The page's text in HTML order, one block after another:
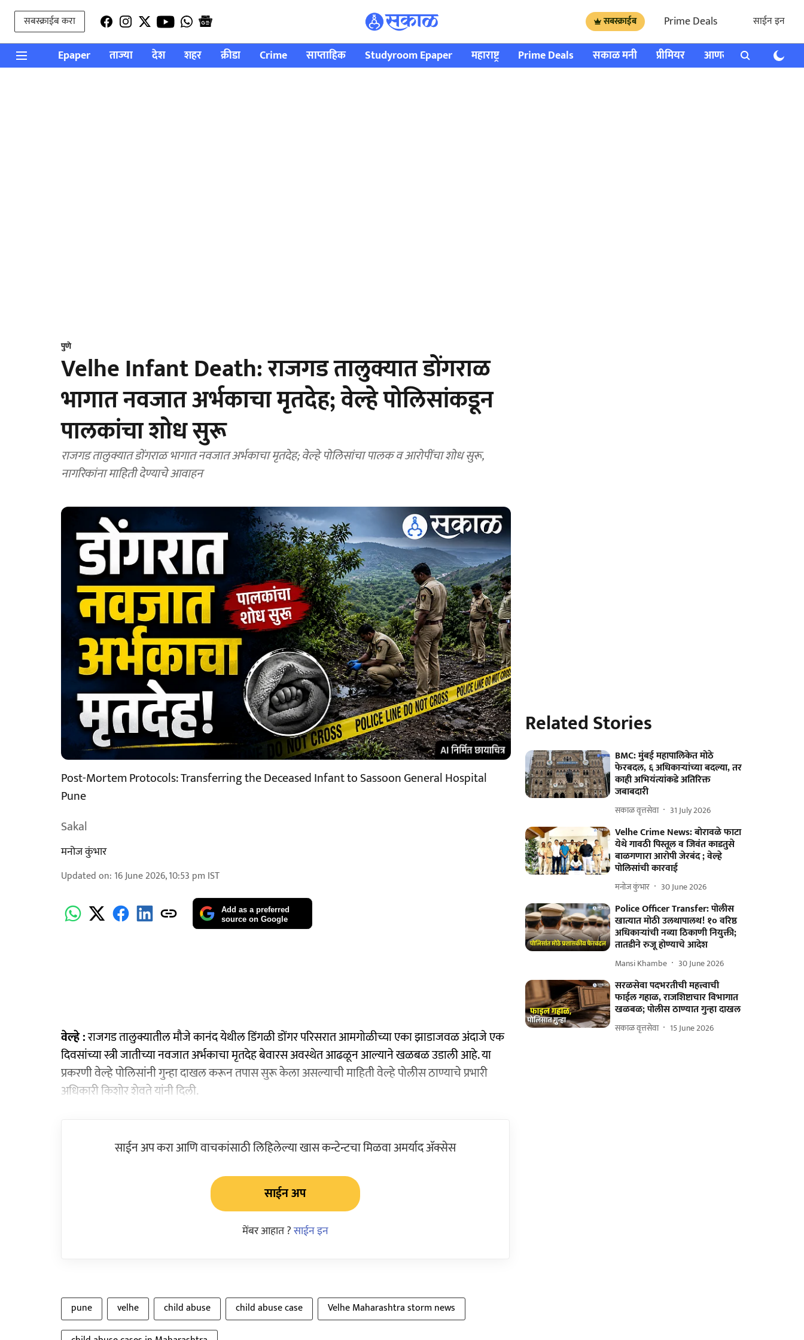
सबस्क्राईब करा सबस्क्राईब Prime Deals साईन इन
Epaper ताज्या देश शहर क्रीडा Crime साप्ताहिक Studyroom Epaper महाराष्ट्र Prime Deals सकाळ मनी प्रीमियर आणखी राशी भविष्य
पुणे
Velhe Infant Death: राजगड तालुक्यात डोंगराळ
भागात नवजात अर्भकाचा मृतदेह; वेल्हे पोलिसांकडून
पालकांचा शोध सुरू
राजगड तालुक्यात डोंगराळ भागात नवजात अर्भकाचा मृतदेह; वेल्हे पोलिसांचा पालक व आरोपींचा शोध सुरू,
नागरिकांना माहिती देण्याचे आवाहन
Post-Mortem Protocols: Transferring the Deceased Infant to Sassoon General Hospital
Pune
Sakal
मनोज कुंभार
Updated on: 16 June 2026, 10:53 pm IST
Add as a preferred
source on Google
वेल्हे :राजगड तालुक्यातील मौजे कानंद येथील डिंगळी डोंगर परिसरात आमगोळीच्या एका झाडाजवळ अंदाजे एक
दिवसांच्या स्त्री जातीच्या नवजात अर्भकाचा मृतदेह बेवारस अवस्थेत आढळून आल्याने खळबळ उडाली आहे. या
प्रकरणी वेल्हे पोलिसांनी गुन्हा दाखल करून तपास सुरू केला असल्याची माहिती वेल्हे पोलीस ठाण्याचे प्रभारी
अधिकारी किशोर शेवते यांनी दिली.
साईन अप करा आणि वाचकांसाठी लिहिलेल्या खास कन्टेन्टचा मिळवा अमर्याद ॲक्सेस
साईन अप
मेंबर आहात ?साईन इन
pune velhe child abuse child abuse case
Velhe Maharashtra storm news
Related Stories
BMC: मुंबई महापालिकेत मोठे
फेरबदल, ६ अधिकाऱ्यांच्या बदल्या, तर
काही अभियंत्यांकडे अतिरिक्त
जबाबदारी
सकाळ वृत्तसेवा 31 July 2026
Velhe Crime News: बोरावळे फाटा
येथे गावठी पिस्तूल व जिवंत काडतुसे
बाळगणारा आरोपी जेरबंद ; वेल्हे
पोलिसांची कारवाई
मनोज कुंभार 30 June 2026
Police Officer Transfer: पोलीस
खात्यात मोठी उलथापालथ! १० वरिष्ठ
अधिकाऱ्यांची नव्या ठिकाणी नियुक्ती;
तातडीने रुजू होण्याचे आदेश
Mansi Khambe 30 June 2026
सरळसेवा पदभरतीची महत्त्वाची
फाईल गहाळ, राजशिष्टाचार विभागात
खळबळ; पोलीस ठाण्यात गुन्हा दाखल
सकाळ वृत्तसेवा 15 June 2026